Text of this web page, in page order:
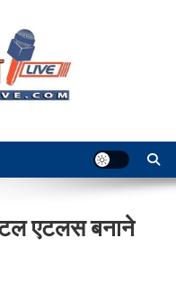
एटलस बनाने